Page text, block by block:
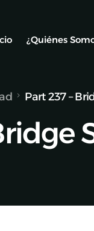
¿Quiénes
Socios
Nuestro
Alianzas y
Part 237 –